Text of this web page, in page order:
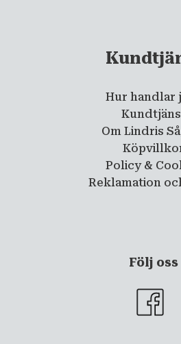
Hur handlar
Om Lindris
Policy &
Reklamation
Följ oss